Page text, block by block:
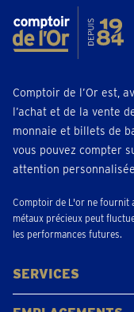
Comptoir de l’Or est,
l’achat et de la vente
monnaie et billets de
vous pouvez compter
attention
Comptoir de L'or ne fournit
métaux précieux peut
les performances futures.
SERVICES
Acheter
Vendre
Vente aux enchères